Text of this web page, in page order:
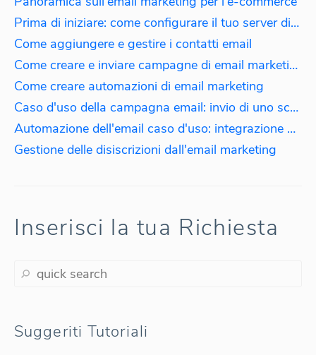
Prima di iniziare: come configurare il tuo server di posta elettronica
Come aggiungere e gestire i contatti email
Come creare e inviare campagne di email marketing
Come creare automazioni di email marketing
Caso d'uso della campagna email: invio di uno sconto ai clienti che hanno speso più di $100
Automazione dell'email caso d'uso: integrazione dei nuovi clienti
Gestione delle disiscrizioni dall'email marketing
Inserisci la tua Richiesta
Suggeriti Tutoriali